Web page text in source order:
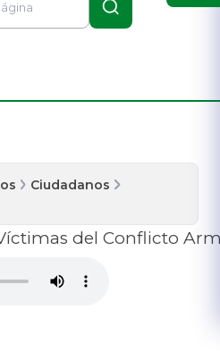
Ciudadanos
del Conflicto